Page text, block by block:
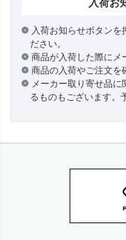
入荷お知らせボタンを
ださい。
商品が入荷した際にメ
商品の入荷やご注文を
メーカー取り寄せ品に
るものもございます。